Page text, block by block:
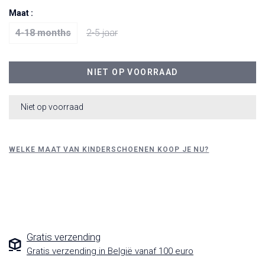
Maat :
4-18 months 2-5 jaar
NIET OP VOORRAAD
Niet op voorraad
WELKE MAAT VAN KINDERSCHOENEN KOOP JE NU?
Gratis verzending
Gratis verzending in België vanaf 100 euro